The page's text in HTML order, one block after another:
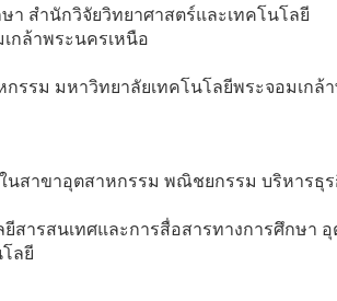
า สำนักวิจัยวิทยาศาสตร์และเทคโนโลยี
กล้าพระนครเหนือ
รรม มหาวิทยาลัยเทคโนโลยีพระจอมเกล้
สาขาอุตสาหกรรม พณิชยกรรม บริหารธุ
สารสนเทศและการสื่อสารทางการศึกษา
ลยี